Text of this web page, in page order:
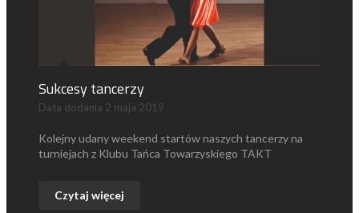
Sukcesy tancerzy
Data dodania 2 maja 2019
Kolejny udany weekend startów naszych tancerzy na
turniejach z Klubu Tańca Towarzyskiego TAKT
Czytaj więcej